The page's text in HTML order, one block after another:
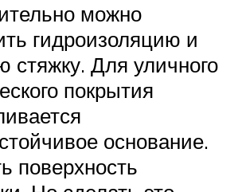
можно
гидроизоляцию и
стяжку. Для уличного
покрытия
основание.
поверхность